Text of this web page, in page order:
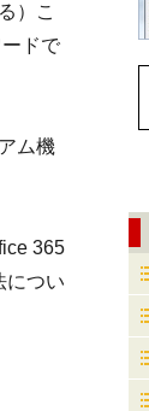
）こ
ドで
ム機
365
につい